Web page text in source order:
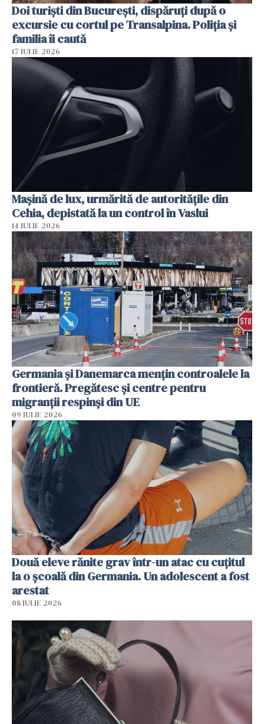
Doi turiști din București, dispăruți după o
excursie cu cortul pe Transalpina. Poliția și
familia îi caută
17 IULIE 2026
Mașină de lux, urmărită de autoritățile din
Cehia, depistată la un control în Vaslui
14 IULIE 2026
Germania și Danemarca mențin controalele la
frontieră. Pregătesc și centre pentru
migranții respinși din UE
09 IULIE 2026
Două eleve rănite grav într-un atac cu cuțitul
la o școală din Germania. Un adolescent a fost
arestat
08 IULIE 2026